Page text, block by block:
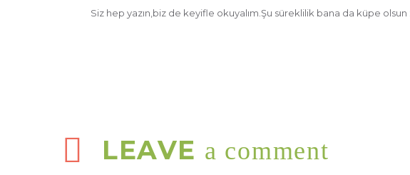
Siz hep yazın,biz de keyifle okuyalım.Şu süreklilik bana da küpe olsun
LEAVE a comment